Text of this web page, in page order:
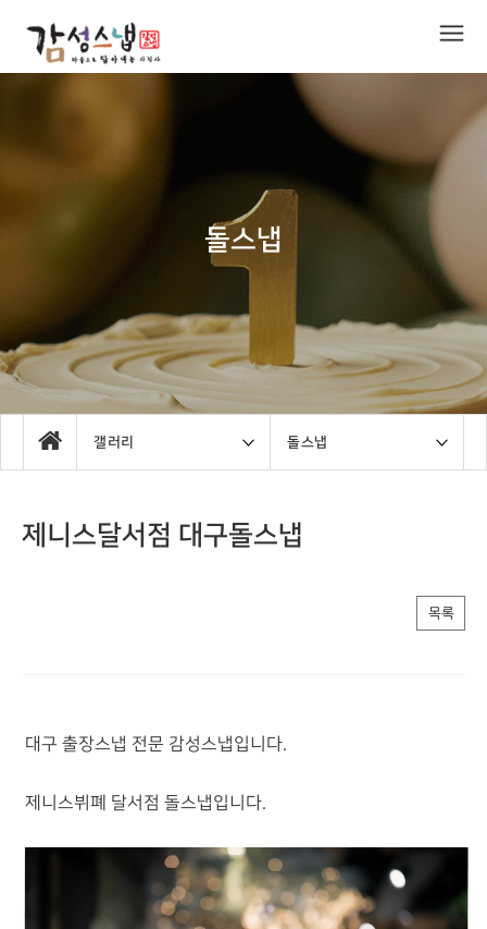
돌스냅
갤러리 돌스냅
제니스달서점 대구돌스냅
목록
대구 출장스냅 전문 감성스냅입니다.
제니스뷔폐 달서점 돌스냅입니다.